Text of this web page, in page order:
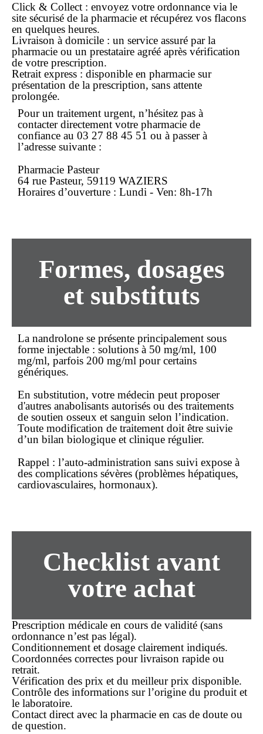
Click & Collect : envoyez votre ordonnance via le
site sécurisé de la pharmacie et récupérez vos flacons
en quelques heures.
Livraison à domicile : un service assuré par la
pharmacie ou un prestataire agréé après vérification
de votre prescription.
Retrait express : disponible en pharmacie sur
présentation de la prescription, sans attente
prolongée.
Pour un traitement urgent, n’hésitez pas à
contacter directement votre pharmacie de
confiance au 03 27 88 45 51 ou à passer à
l’adresse suivante :
Pharmacie Pasteur
64 rue Pasteur, 59119 WAZIERS
Horaires d’ouverture : Lundi - Ven: 8h-17h
Formes, dosages
et substituts
La nandrolone se présente principalement sous
forme injectable : solutions à 50 mg/ml, 100
mg/ml, parfois 200 mg/ml pour certains
génériques.
En substitution, votre médecin peut proposer
d'autres anabolisants autorisés ou des traitements
de soutien osseux et sanguin selon l’indication.
Toute modification de traitement doit être suivie
d’un bilan biologique et clinique régulier.
Rappel : l’auto-administration sans suivi expose à
des complications sévères (problèmes hépatiques,
cardiovasculaires, hormonaux).
Checklist avant
votre achat
Prescription médicale en cours de validité (sans
ordonnance n’est pas légal).
Conditionnement et dosage clairement indiqués.
Coordonnées correctes pourlivraison rapide ou
retrait.
Vérification des prix et du meilleur prix disponible.
Contrôle des informations sur l’origine du produit et
le laboratoire.
Contact direct avec la pharmacie en cas de doute ou
de question.